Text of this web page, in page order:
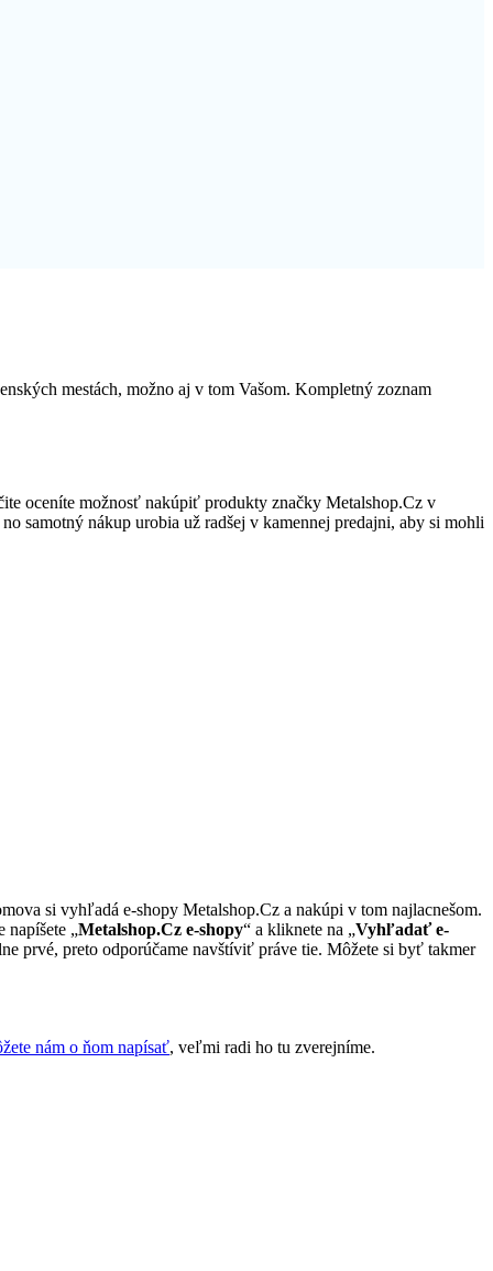
mestách, možno aj v tom Vašom. Kompletný zoznam
oceníte možnosť nakúpiť produkty značky Metalshop.Cz v
samotný nákup urobia už radšej v kamennej predajni, aby si mohli
si vyhľadá e-shopy Metalshop.Cz a nakúpi v tom najlacnešom.
napíšete „Metalshop.Cz e-shopy“ a kliknete na „Vyhľadať e-
prvé, preto odporúčame navštíviť práve tie. Môžete si byť takmer
nám o ňom napísať, veľmi radi ho tu zverejníme.